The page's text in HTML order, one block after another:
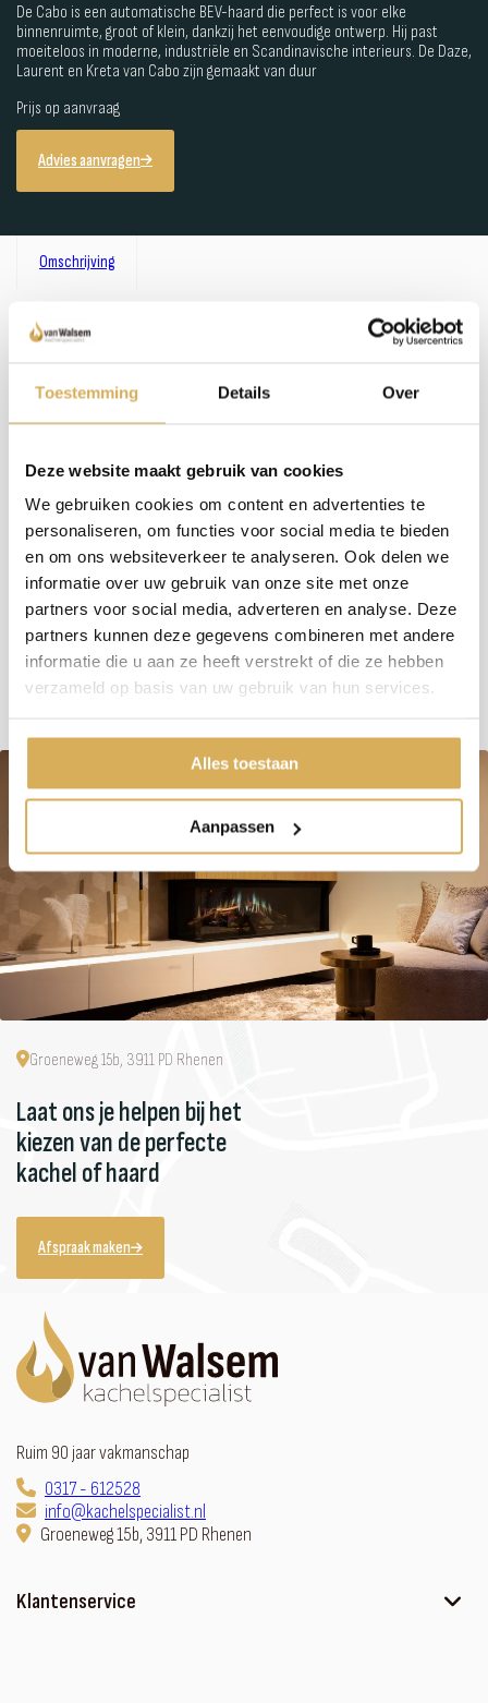
Toestemming Details Over
Deze website maakt gebruik van cookies
We gebruiken cookies om content en advertenties te
personaliseren, om functies voor social media te bieden
en om ons websiteverkeer te analyseren. Ook delen we
informatie over uw gebruik van onze site met onze
partners voor social media, adverteren en analyse. Deze
partners kunnen deze gegevens combineren met andere
informatie die u aan ze heeft verstrekt of die ze hebben
verzameld op basis van uw gebruik van hun services.
Alles toestaan
Aanpassen
De Cabo is een automatische BEV-haard die perfect is voor elke
binnenruimte, groot of klein, dankzij het eenvoudige ontwerp. Hij past
moeiteloos in moderne, industriële en Scandinavische interieurs. De Daze,
Laurent en Kreta van Cabo zijn gemaakt van duur
Prijs op aanvraag
Advies aanvragen
Omschrijving
Omschrijving:
persoonlijk contact en advies. We nemen de tijd om samen met jou de perfecte haard
te vinden. Wil je meer weten over dit product of welke haard het beste in jouw situatie
past? Bel, mail of maak een afspraak om bij ons langs te komen - we staan klaar met een
Meer weten over onze haarden?
Neem contact op
Specificaties:
Groeneweg 15b, 3911 PD Rhenen
Laat ons je helpen bij het
kiezen van de perfecte
kachel of haard
Afspraak maken
Ruim 90 jaar vakmanschap
0317 - 612528
info@kachelspecialist.nl
Groeneweg 15b, 3911 PD Rhenen
Klantenservice